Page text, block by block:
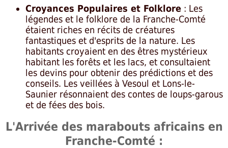
Croyances Populaires et Folklore : Les
légendes et le folklore de la Franche-Comté
étaient riches en récits de créatures
fantastiques et d'esprits de la nature. Les
habitants croyaient en des êtres mystérieux
habitant les forêts et les lacs, et consultaient
les devins pour obtenir des prédictions et des
conseils. Les veillées à Vesoul et Lons-le-
Saunier résonnaient des contes de loups-garous
et de fées des bois.
L'Arrivée des marabouts africains en
Franche-Comté :